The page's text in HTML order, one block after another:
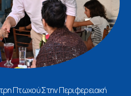
Πτωχού Στην Περιφερειακή